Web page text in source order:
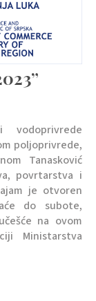
vodoprivrede
poljoprivrede,
Tanasković
povrtarstva i
je otvoren
do subote,
na ovom
Ministarstva